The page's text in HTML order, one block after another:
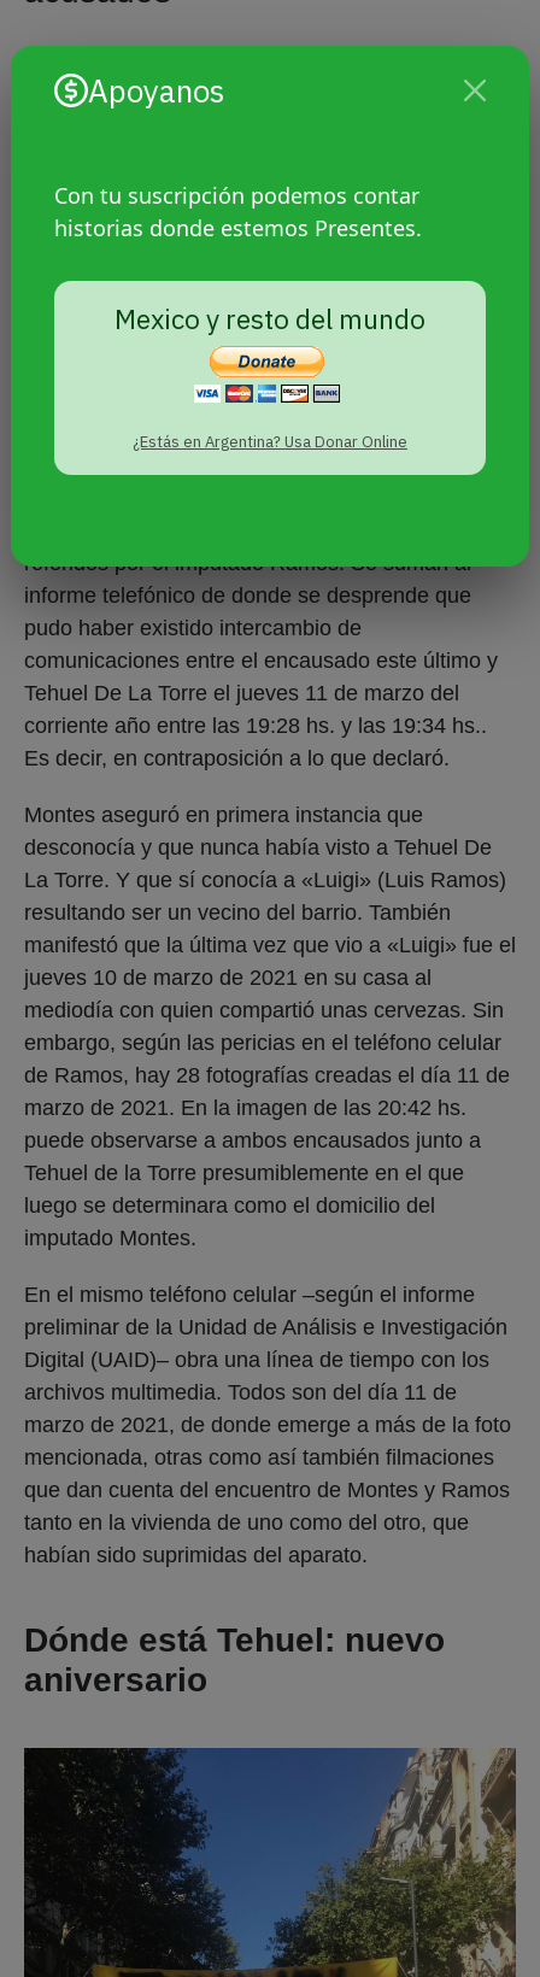
Apoyanos
Con tu suscripción podemos contar
historias donde estemos Presentes.
Mexico y resto del mundo
¿Estás en Argentina? Usa Donar Online
En las filmaciones del Centro de Monitoreo de San
referidos por el imputado Ramos. Se suman al
informe telefónico de donde se desprende que
pudo haber existido intercambio de
comunicaciones entre el encausado este último y
Tehuel De La Torre el jueves 11 de marzo del
corriente año entre las 19:28 hs. y las 19:34 hs..
Es decir, en contraposición a lo que declaró.
Montes aseguró en primera instancia que
desconocía y que nunca había visto a Tehuel De
La Torre. Y que sí conocía a «Luigi» (Luis Ramos)
resultando ser un vecino del barrio. También
manifestó que la última vez que vio a «Luigi» fue el
jueves 10 de marzo de 2021 en su casa al
mediodía con quien compartió unas cervezas. Sin
embargo, según las pericias en el teléfono celular
de Ramos, hay 28 fotografías creadas el día 11 de
marzo de 2021. En la imagen de las 20:42 hs.
puede observarse a ambos encausados junto a
Tehuel de la Torre presumiblemente en el que
luego se determinara como el domicilio del
imputado Montes.
En el mismo teléfono celular –según el informe
preliminar de la Unidad de Análisis e Investigación
Digital (UAID)– obra una línea de tiempo con los
archivos multimedia. Todos son del día 11 de
marzo de 2021, de donde emerge a más de la foto
mencionada, otras como así también filmaciones
que dan cuenta del encuentro de Montes y Ramos
tanto en la vivienda de uno como del otro, que
habían sido suprimidas del aparato.
Dónde está Tehuel: nuevo
aniversario